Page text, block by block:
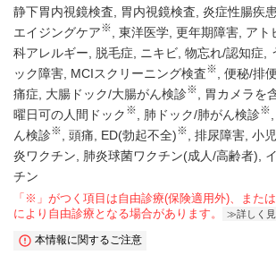
静下胃内視鏡検査
胃内視鏡検査 炎症性腸疾患
エイジングケア※ 東洋医学 更年期障害 アト
科アレルギー
脱毛症 ニキビ 物忘れ/認知症
ック障害 MCIスクリーニング検査※ 便秘/排
痛症
大腸ドック/大腸がん検診※ 胃カメラを
曜日可の人間ドック ※ 肺ドック/肺がん検診※
ん検診※ 頭痛 ED(勃起不全)※ 排尿障害 小
炎ワクチン
肺炎球菌ワクチン(成人/高齢者)
チン
「※」がつく項目は自由診療(保険適用外)、また
により自由診療となる場合があります。
詳しく
本情報に関するご注意